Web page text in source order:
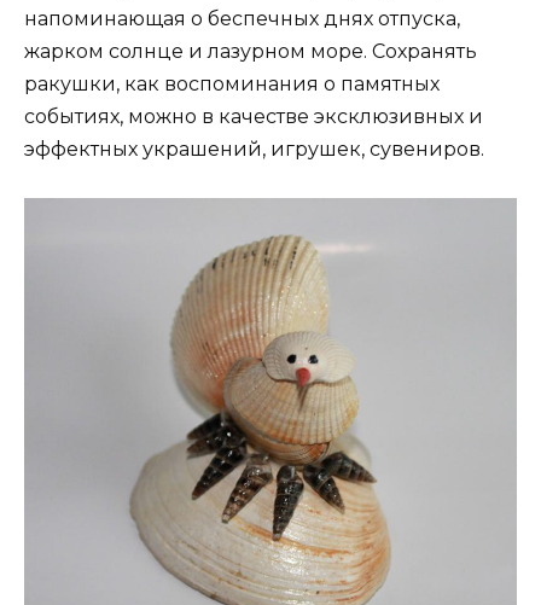
напоминающая о беспечных днях отпуска,
жарком солнце и лазурном море. Сохранять
ракушки, как воспоминания о памятных
событиях, можно в качестве эксклюзивных и
эффектных украшений, игрушек, сувениров.